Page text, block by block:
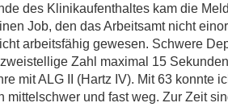
des Klinikaufenthaltes kam die
Job, den das Arbeitsamt nicht
arbeitsfähig gewesen. Schwere
Zahl maximal 15
mit ALG II (Hartz IV). Mit 63 konnte
und fast weg. Zur Zeit